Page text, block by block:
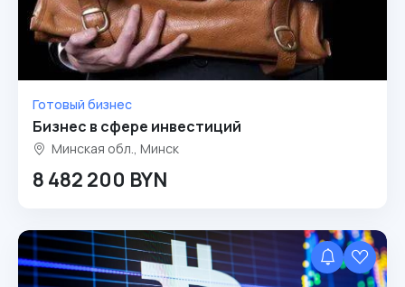
Готовый бизнес
Бизнес в сфере инвестиций
Минская обл., Минск
8 482 200 BYN